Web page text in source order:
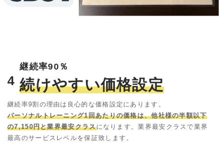
4
継続率90％
続けやすい価格設定
継続率9割の理由は良心的な価格設定にあります。
パーソナルトレーニング1回あたりの価格は、他社様の半額以下
の7,150円と業界最安クラスになります。業界最安クラスで業界
最高のサービスレベルを保証致します。